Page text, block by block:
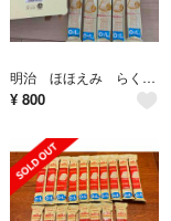
明治 ほほえみ らくらくキューブ
¥ 800